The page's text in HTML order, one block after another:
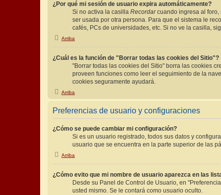
¿Por qué mi sesión de usuario expira automáticamente?
Si no activa la casilla Recordarcuando ingresa al foro,
ser usada por otra persona. Para que el sistema le
cafés, PCs de universidades, etc. Si no ve la casilla,
Arriba
¿Cuál es la función de "Borrar todas las cookies del Sitio"?
"Borrar todas las cookies del Sitio" borra las cookies
proveen funciones como leer el seguimiento de la
cookies seguramente ayudará.
Arriba
Preferencias de usuario y configuraciones
¿Cómo se puede cambiar mi configuración?
Si es un usuario registrado, todos sus datos y
usuario que se encuentra en la parte superior de las
Arriba
¿Cómo evito que mi nombre de usuario aparezca en las
Desde su Panel de Control de Usuario, en
usted mismo. Se le contará como usuario oculto.